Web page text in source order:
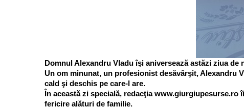
Domnul Alexandru Vladu îşi aniversează astăzi ziua de
Un om minunat, un profesionist desăvârşit,
cald şi deschis pe care-l are.
În această zi specială, redacţia
fericire alături de familie.